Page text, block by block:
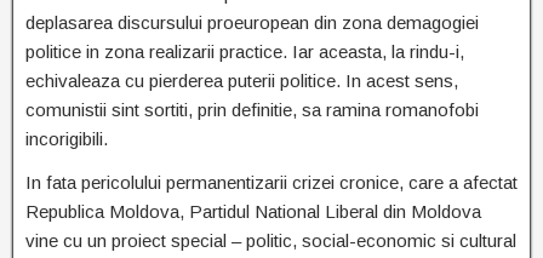
deplasarea discursului proeuropean din zona demagogiei
politice in zona realizarii practice. Iar aceasta, la rindu-i,
echivaleaza cu pierderea puterii politice. In acest sens,
comunistii sint sortiti, prin definitie, sa ramina romanofobi
incorigibili.
In fata pericolului permanentizarii crizei cronice, care a afectat
Republica Moldova, Partidul National Liberal din Moldova
vine cu un proiect special – politic, social-economic si cultural